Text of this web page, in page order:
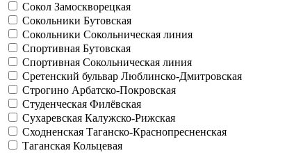
Сокол Замоскворецкая
Сокольники Бутовская
Сокольники Сокольническая линия
Спортивная Бутовская
Спортивная Сокольническая линия
Сретенский бульвар Люблинско-Дмитровская
Строгино Арбатско-Покровская
Студенческая Филёвская
Сухаревская Калужско-Рижская
Сходненская Таганско-Краснопресненская
Таганская Кольцевая